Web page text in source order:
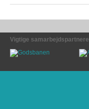
Vigtige samarbejdspartnere